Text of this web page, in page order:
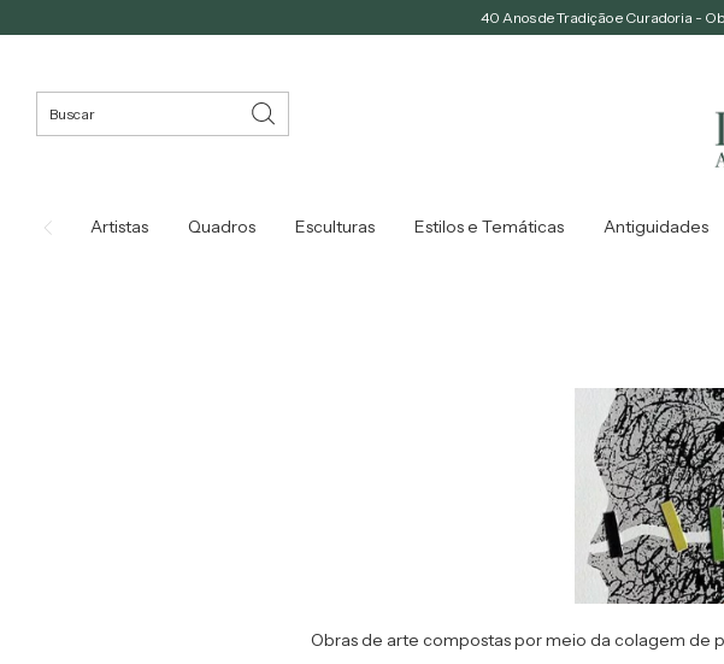
40 Anos de Tradição e Curadoria -
Artistas Quadros Esculturas Estilos e Temáticas Antiguidades
Obras de arte compostas por meio da colagem de